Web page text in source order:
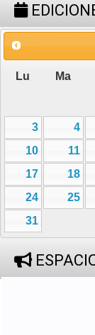
Lu Ma
3
4
10
11
17
18
24
25
31